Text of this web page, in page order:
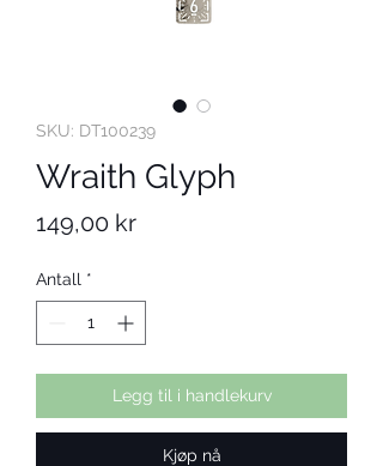
SKU: DT100239
Wraith Glyph
149,00 krPris
Antall *
Legg til i handlekurv
Kjøp nå